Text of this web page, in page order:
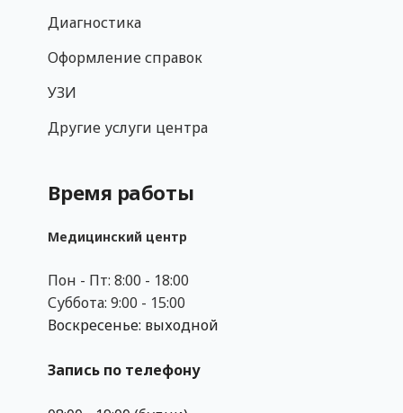
Диагностика
Оформление справок
УЗИ
Другие услуги центра
Время работы
Медицинский центр
Пон - Пт: 8:00 - 18:00
Суббота: 9:00 - 15:00
Воскресенье: выходной
Запись по телефону